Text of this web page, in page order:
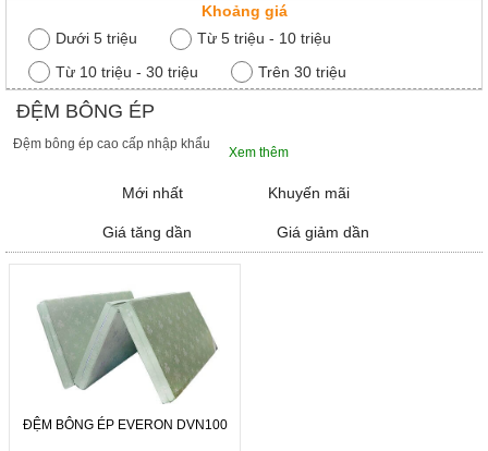
Nội
Thất
Em
tầng,
Thất
Khách
Nội
Khoảng giá
Dưới 5 triệu
Từ 5 triệu - 10 triệu
Từ 10 triệu - 30 triệu
Trên 30 triệu
ĐỆM BÔNG ÉP
Đệm bông ép cao cấp nhập khẩu
Xem thêm
Mới nhất Khuyến mãi
Giá tăng dần Giá giảm dần
ĐỆM BÔNG ÉP EVERON DVN100